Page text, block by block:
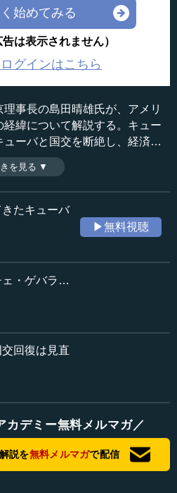
始めてみる
告は表示されません）
グインはこちら
事長の島田晴雄氏が、アメリ
緯について解説する。キュー
ーバと国交を断絶し、経済制
交流回復の声が高まり、オバ
復に踏み切る。しかし、トラン
るかもしれない。（全3話中第
唾をのんで見守っていた
た事件です。アメリカは1961
しました。1962年に、今度は
再びキューバの制圧を目指し
んでもない情報が入ってきまし
イルが多数、アメリカ本土を
うのです。極秘情報ですが、
を見る ▼
たキューバ
▶無料視聴
ェ・ゲバラ…
回復は見直
カデミー無料メルマガ／
説を無料メルマガで配信